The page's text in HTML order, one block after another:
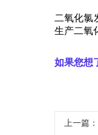
二氧化氯
生产二氧
如果您想
上一篇：